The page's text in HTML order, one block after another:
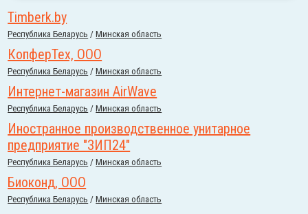
Timberk.by
Республика Беларусь /Минская область
КопферТех, ООО
Республика Беларусь /Минская область
Интернет-магазин AirWave
Республика Беларусь /Минская область
Иностранное производственное унитарное
предприятие "ЗИП24"
Республика Беларусь /Минская область
Биоконд, ООО
Республика Беларусь /Минская область